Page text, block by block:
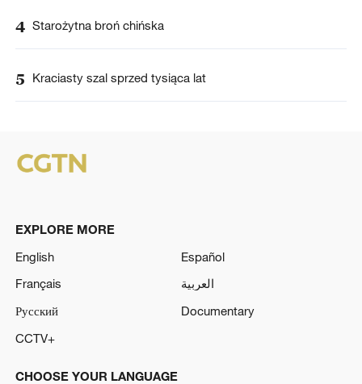
4 Starożytna broń chińska
5 Kraciasty szal sprzed tysiąca lat
EXPLORE MORE
English
Español
Français
العربية
Русский
Documentary
CCTV+
CHOOSE YOUR LANGUAGE